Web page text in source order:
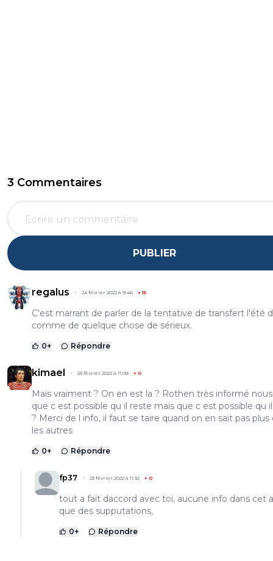
3 Commentaires
PUBLIER
regalus 24 février 2022 à 9:46 +15
C'est marrant de parler de la tentative de transfert l'été
comme de quelque chose de sérieux.
0+ Répondre
kimael 23 février 2022 à 11:08 + 0
Mais vraiment ? On en est la ? Rothen très informé
que c est possible qu il reste mais que c est possible qu
? Merci de l info, il faut se taire quand on en sait pas plus
les autres
0+ Répondre
fp37 23 février 2022 à 11:32 + 0
tout a fait daccord avec toi, aucune info dans cet
que des supputations,
0+ Répondre